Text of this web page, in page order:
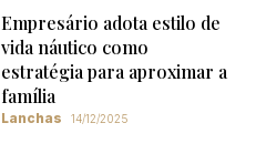
Empresário adota estilo de
vida náutico como
estratégia para aproximar a
família
Lanchas 14/12/2025